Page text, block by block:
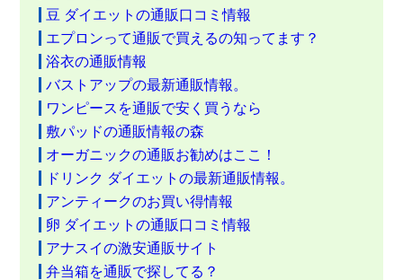
豆 ダイエットの通販口コミ情報
エプロンって通販で買えるの知ってます？
浴衣の通販情報
バストアップの最新通販情報。
ワンピースを通販で安く買うなら
敷パッドの通販情報の森
オーガニックの通販お勧めはここ！
ドリンク ダイエットの最新通販情報。
アンティークのお買い得情報
卵 ダイエットの通販口コミ情報
アナスイの激安通販サイト
弁当箱を通販で探してる？